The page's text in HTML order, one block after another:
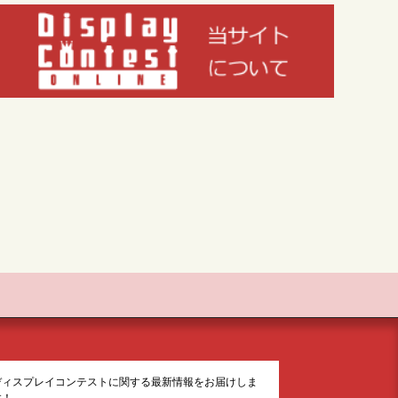
スプレイコンテストに関する最新情報をお届けしま